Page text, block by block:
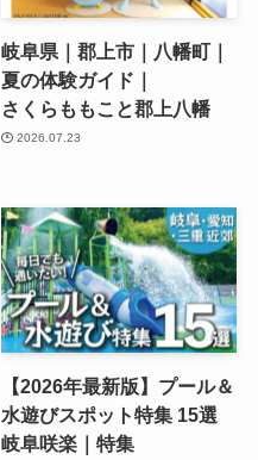
岐阜県｜郡上市｜八幡町｜
夏の体験ガイド｜
さくらももこと郡上八幡
2026.07.23
【2026年最新版】プール＆
水遊びスポット特集 15選
岐阜咲楽｜特集